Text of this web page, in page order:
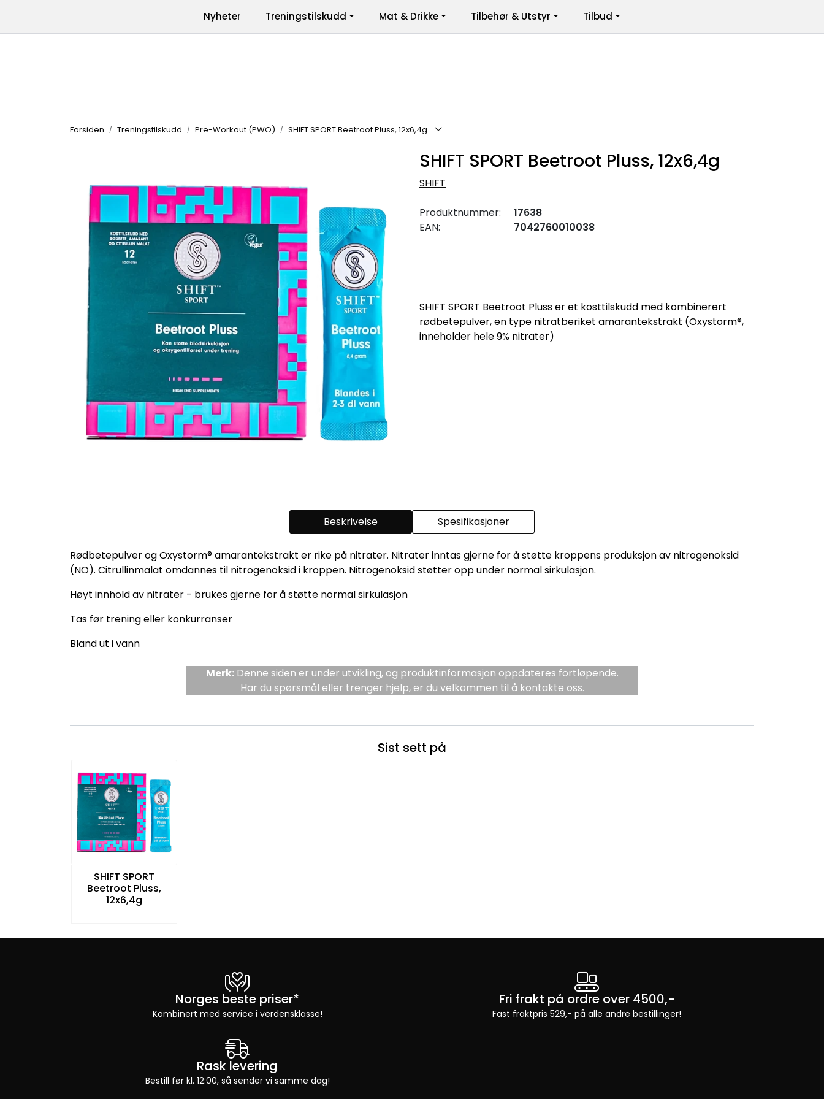
Produkter | Varemerker
Nyheter Treningstilskudd Mat & Drikke Tilbehør & Utstyr Tilbud
Forsiden Treningstilskudd Pre-Workout (PWO) SHIFT SPORT Beetroot Pluss, 12x6,4g
SHIFT SPORT Beetroot Pluss, 12x6,4g
SHIFT
Produktnummer:
17638
EAN:
7042760010038
SHIFT SPORT Beetroot Pluss er et kosttilskudd med kombinerert
rødbetepulver, en type nitratberiket amarantekstrakt (Oxystorm®,
inneholder hele 9% nitrater)
Beskrivelse Spesifikasjoner
Rødbetepulver og Oxystorm® amarantekstrakt er rike på nitrater. Nitrater inntas gjerne for å støtte kroppens produksjon av nitrogenoksid
(NO). Citrullinmalat omdannes til nitrogenoksid i kroppen. Nitrogenoksid støtter opp under normal sirkulasjon.
Høyt innhold av nitrater - brukes gjerne for å støtte normal sirkulasjon
Tas før trening eller konkurranser
Bland ut i vann
Merk:Denne siden er under utvikling, og produktinformasjon oppdateres fortløpende.
Har du spørsmål eller trenger hjelp, er du velkommen til å kontakte oss.
Sist sett på
SHIFT SPORT
Beetroot Pluss,
12x6,4g
Norges beste priser*
Kombinert med service i verdensklasse!
Fri frakt på ordre over 4500,-
Fast fraktpris 529,- på alle andre bestillinger!
Rask levering
Bestill før kl. 12:00, så sender vi samme dag!